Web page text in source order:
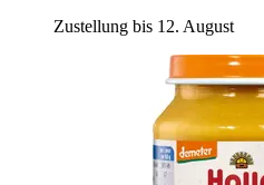
Zustellung bis 12. August